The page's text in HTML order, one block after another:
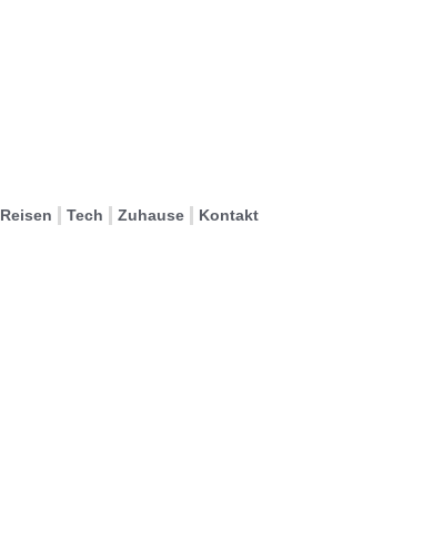
Reisen Tech Zuhause Kontakt